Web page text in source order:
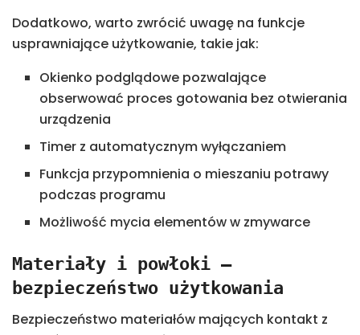
Dodatkowo, warto zwrócić uwagę na funkcje
usprawniające użytkowanie, takie jak:
Okienko podglądowe pozwalające
obserwować proces gotowania bez otwierania
urządzenia
Timer z automatycznym wyłączaniem
Funkcja przypomnienia o mieszaniu potrawy
podczas programu
Możliwość mycia elementów w zmywarce
Materiały i powłoki –
bezpieczeństwo użytkowania
Bezpieczeństwo materiałów mających kontakt z